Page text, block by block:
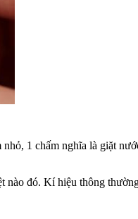
1 chấm nghĩa là giặt
đó. Kí hiệu thông